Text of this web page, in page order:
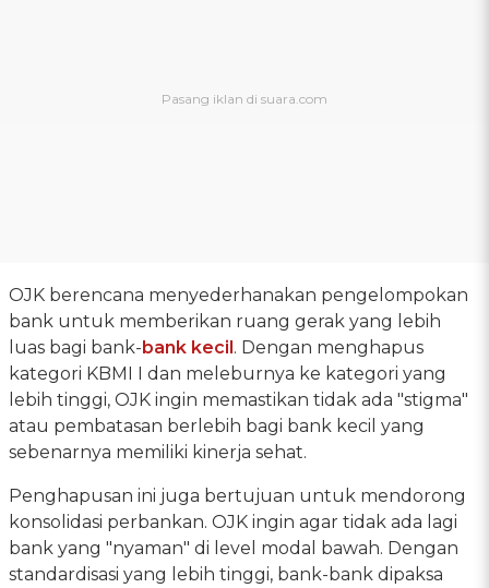
OJK berencana menyederhanakan pengelompokan
bank untuk memberikan ruang gerak yang lebih
luas bagi bank-bank kecil. Dengan menghapus
kategori KBMI I dan meleburnya ke kategori yang
lebih tinggi, OJK ingin memastikan tidak ada "stigma"
atau pembatasan berlebih bagi bank kecil yang
sebenarnya memiliki kinerja sehat.
Penghapusan ini juga bertujuan untuk mendorong
konsolidasi perbankan. OJK ingin agar tidak ada lagi
bank yang "nyaman" di level modal bawah. Dengan
standardisasi yang lebih tinggi, bank-bank dipaksa